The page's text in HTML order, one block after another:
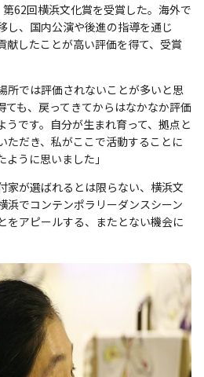
62回横浜文化賞を受賞した。海外で
し、国内公演や後進の指導を通じ
献したことが高い評価を得て、受賞
所では評価されないことが多いと思
ても、戻ってきてからはなかなか評価
うです。自分が生まれ育って、拠点と
ただき、私がここで活動することに
うに思いました」
家が選ばれるとは限らない、横浜文
浜でコンテンポラリーダンスシーン
をアピールする、またとない機会に